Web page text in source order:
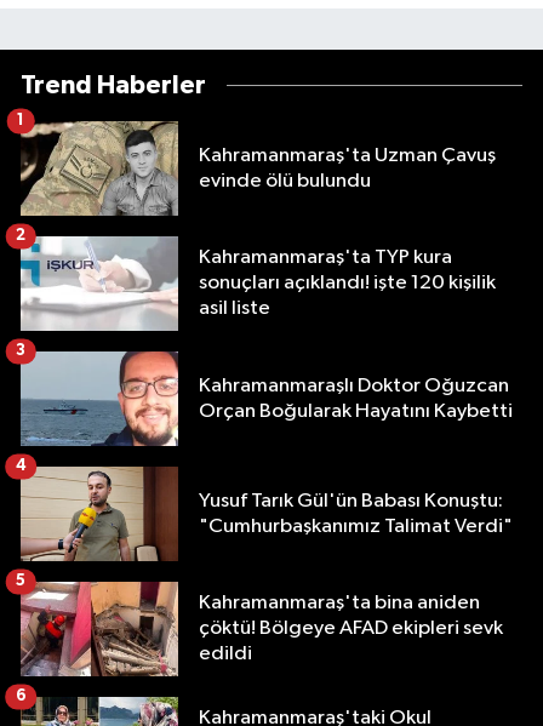
Trend Haberler
Kahramanmaraş'ta Uzman Çavuş
evinde ölü bulundu
1
Kahramanmaraş'ta TYP kura
sonuçları açıklandı! işte 120 kişilik
asil liste
2
Kahramanmaraşlı Doktor Oğuzcan
Orçan Boğularak Hayatını Kaybetti
3
Yusuf Tarık Gül'ün Babası Konuştu:
"Cumhurbaşkanımız Talimat Verdi"
4
Kahramanmaraş'ta bina aniden
çöktü! Bölgeye AFAD ekipleri sevk
edildi
5
Kahramanmaraş'taki Okul
6